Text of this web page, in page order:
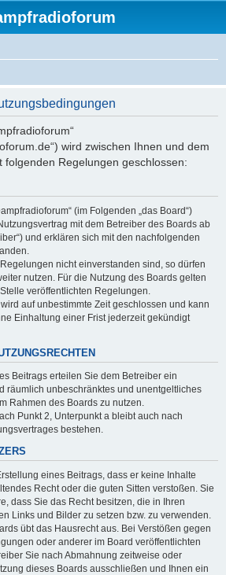
wird zwischen Ihnen und dem
folgenden Regelungen geschlossen:
(im Folgenden „das Board“)
mit dem Betreiber des Boards ab
und erklären sich mit den nachfolgenden
nicht einverstanden sind, so dürfen
nutzen. Für die Nutzung des Boards gelten
veröffentlichten Regelungen.
auf unbestimmte Zeit geschlossen und kann
Einhaltung einer Frist jederzeit gekündigt
Beitrags erteilen Sie dem Betreiber ein
räumlich unbeschränktes und unentgeltliches
Rahmen des Boards zu nutzen.
Punkt 2, Unterpunkt a bleibt auch nach
bestehen.
eines Beitrags, dass er keine Inhalte
Recht oder die guten Sitten verstoßen. Sie
dass Sie das Recht besitzen, die in Ihren
Links und Bilder zu setzen bzw. zu verwenden.
übt das Hausrecht aus. Bei Verstößen gegen
oder anderer im Board veröffentlichten
Sie nach Abmahnung zeitweise oder
dieses Boards ausschließen und Ihnen ein